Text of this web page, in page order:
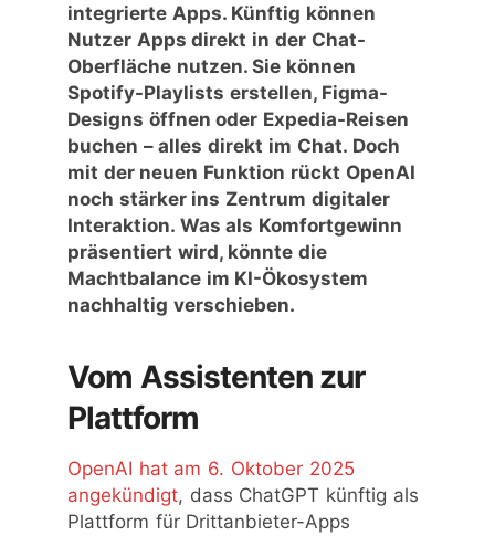
integrierte Apps. Künftig können
Nutzer Apps direkt in der Chat-
Oberflächenutzen. Sie können
Spotify-Playlists erstellen, Figma-
Designs öffnen oder Expedia-Reisen
buchen – alles direkt im Chat. Doch
mit der neuen Funktion rückt OpenAI
noch stärker ins Zentrum digitaler
Interaktion. Was als Komfortgewinn
präsentiert wird, könnte die
Machtbalance im KI-Ökosystem
nachhaltig verschieben.
Vom Assistenten zur
Plattform
OpenAI hat am 6. Oktober 2025
angekündigt, dass ChatGPT künftig als
Plattform für Drittanbieter-Apps